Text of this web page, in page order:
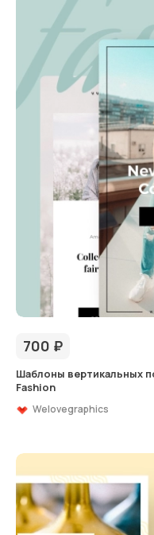
700 ₽
Шаблоны вертикальных
Fashion
Welovegraphics